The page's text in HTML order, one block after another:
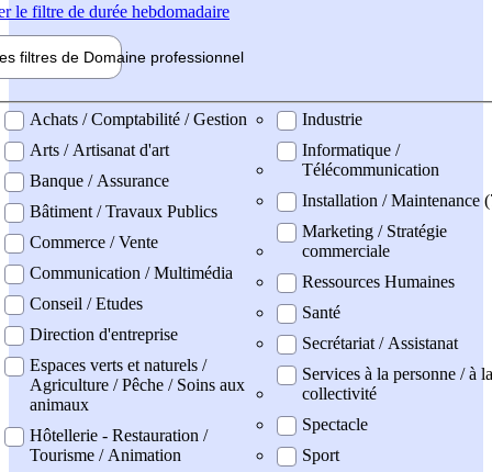
le filtre de durée hebdomadaire
filtres de Domaine professionnel
professionel
Achats / Comptabilité / Gestion
Arts / Artisanat d'art
Banque / Assurance
Bâtiment / Travaux Publics
Commerce / Vente
Communication / Multimédia
Conseil / Etudes
Direction d'entreprise
Espaces verts et naturels /
Agriculture / Pêche / Soins aux
animaux
Hôtellerie - Restauration /
Tourisme / Animation
Industrie
Informatique /
Télécommunication
Installation / Maintenance
Marketing / Stratégie
commerciale
Ressources Humaines
Santé
Secrétariat / Assistanat
Services à la personne / à la
collectivité
Spectacle
Sport